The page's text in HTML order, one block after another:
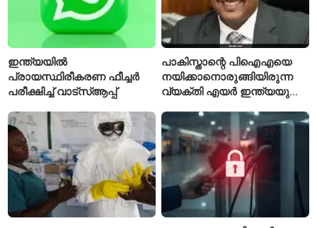
ഇന്ത്യയിൽ
പ്രായസ്ഥിരീകരണ ഫീച്ചർ
പരീക്ഷിച്ച് വാട്‌സ്ആപ്പ്
പാകിസ്താന്റെ പിഐഎയെ
നയിക്കാനൊരുങ്ങിയിരുന്ന
വ്യക്തി എയർ ഇന്ത്യയുടെ